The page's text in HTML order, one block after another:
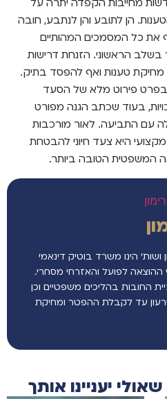
מחייבות הקפדה יתרה על
הן לתובע והן לנתבע, חובה
את כל המסמכים המהותיים
הראשוני. הזנחת דרישות
מחיקת טענות ואף להפסד בתיק.
ובפרט פירוט מלא של הסעד
בעוד שכתב הגנה מפורט
עם התביעה. לאור מורכבות
היא צעד חיוני להבטחת
המשפטית הטובה ביותר.
ושות’ הינו משרד בוטיק דינאמי
לפועל והאזרחי מסחרי.
החובות בהליכים משפטיים וכן
עד לקבלת ההפטר ומחיקת
יעניינו אותך